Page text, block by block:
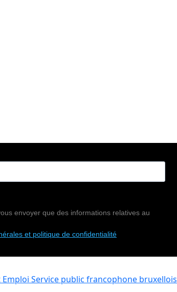
envoyer que des informations relatives au
et politique de confidentialité
Service public francophone bruxellois